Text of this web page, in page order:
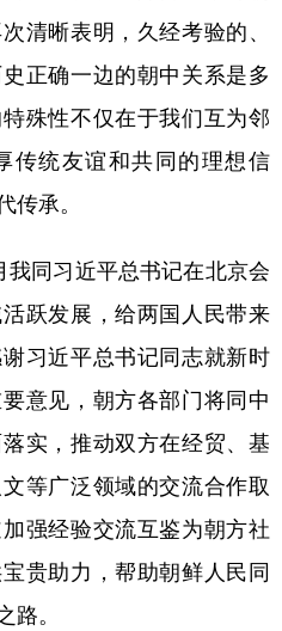
清晰表明，久经考验的、
正确一边的朝中关系是多
殊性不仅在于我们互为邻
传统友谊和共同的理想信
传承。
同习近平总书记在北京会
跃发展，给两国人民带来
习近平总书记同志就新时
意见，朝方各部门将同中
实，推动双方在经贸、基
等广泛领域的交流合作取
强经验交流互鉴为朝方社
贵助力，帮助朝鲜人民同
路。